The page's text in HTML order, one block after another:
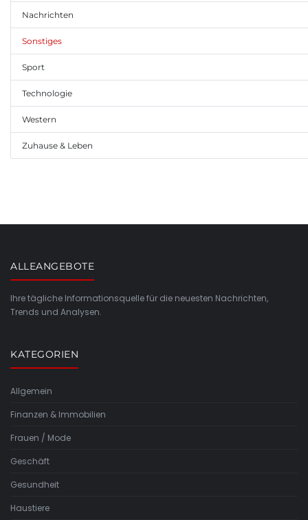
Nachrichten
Sonstiges
Sport
Technologie
Western
Zuhause & Leben
ALLEANGEBOTE
Ihre tägliche Informationsquelle für die neuesten Nachrichten,
Trends und Analysen.
KATEGORIEN
Allgemein
Finanzen & Immobilien
Frauen / Mode
Geschäft
Gesundheit
Haustiere